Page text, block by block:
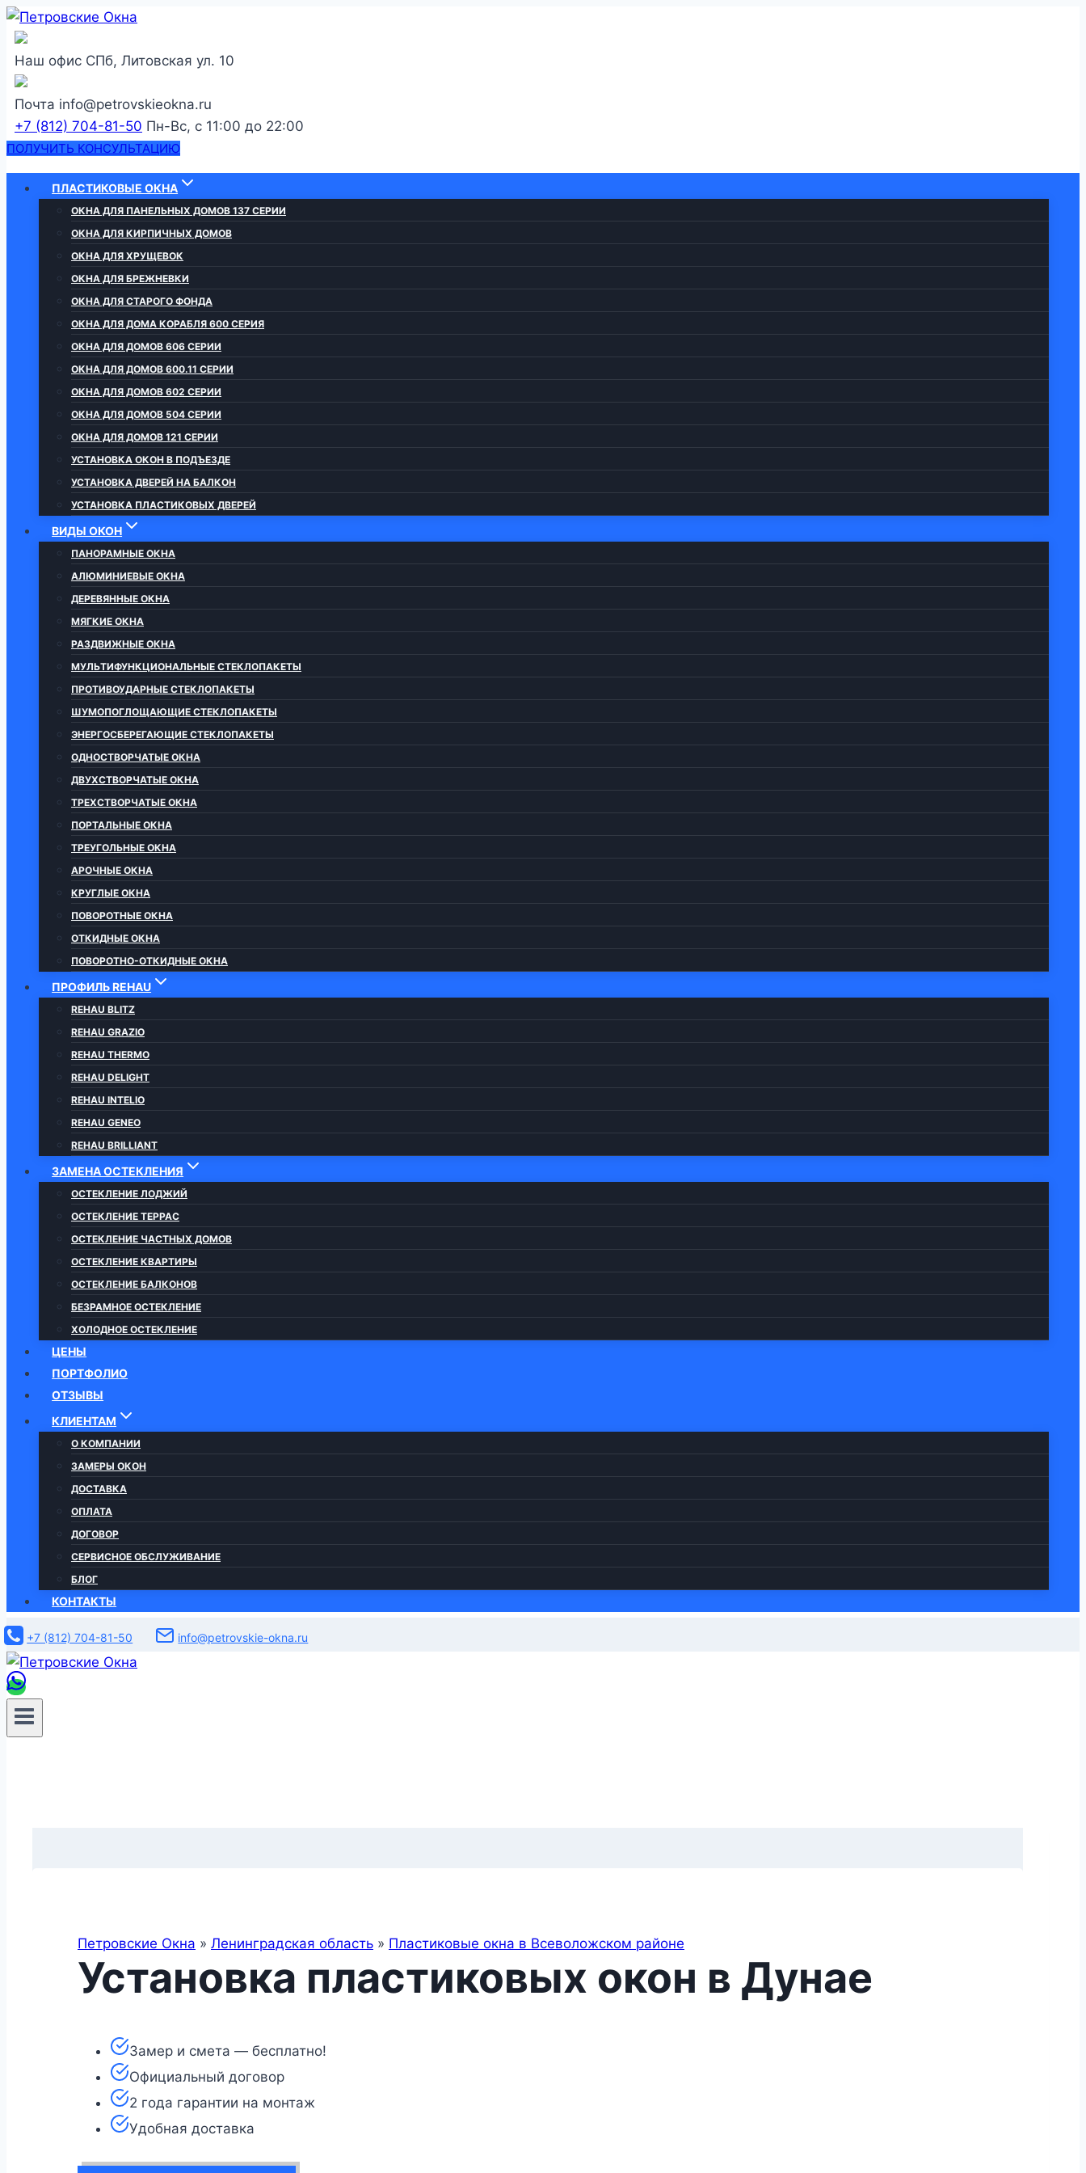
Перейти
содержанию
Наш офис СПб, Литовская ул. 10
Почта info@petrovskieokna.ru
+7 (812) 704-81-50 Пн-Вс, с 11:00 до 22:00
ПОЛУЧИТЬ КОНСУЛЬТАЦИЮ
ПЛАСТИКОВЫЕ ОКНА
ОКНА ДЛЯ ПАНЕЛЬНЫХ ДОМОВ 137 СЕРИИ
ОКНА ДЛЯ КИРПИЧНЫХ ДОМОВ
ОКНА ДЛЯ ХРУЩЕВОК
ОКНА ДЛЯ БРЕЖНЕВКИ
ОКНА ДЛЯ СТАРОГО ФОНДА
ОКНА ДЛЯ ДОМА КОРАБЛЯ 600 СЕРИЯ
ОКНА ДЛЯ ДОМОВ 606 СЕРИИ
ОКНА ДЛЯ ДОМОВ 600.11 СЕРИИ
ОКНА ДЛЯ ДОМОВ 602 СЕРИИ
ОКНА ДЛЯ ДОМОВ 504 СЕРИИ
ОКНА ДЛЯ ДОМОВ 121 СЕРИИ
УСТАНОВКА ОКОН В ПОДЪЕЗДЕ
УСТАНОВКА ДВЕРЕЙ НА БАЛКОН
УСТАНОВКА ПЛАСТИКОВЫХ ДВЕРЕЙ
ВИДЫ ОКОН
ПАНОРАМНЫЕ ОКНА
АЛЮМИНИЕВЫЕ ОКНА
ДЕРЕВЯННЫЕ ОКНА
МЯГКИЕ ОКНА
РАЗДВИЖНЫЕ ОКНА
МУЛЬТИФУНКЦИОНАЛЬНЫЕ СТЕКЛОПАКЕТЫ
ПРОТИВОУДАРНЫЕ СТЕКЛОПАКЕТЫ
ШУМОПОГЛОЩАЮЩИЕ СТЕКЛОПАКЕТЫ
ЭНЕРГОСБЕРЕГАЮЩИЕ СТЕКЛОПАКЕТЫ
ОДНОСТВОРЧАТЫЕ ОКНА
ДВУХСТВОРЧАТЫЕ ОКНА
ТРЕХСТВОРЧАТЫЕ ОКНА
ПОРТАЛЬНЫЕ ОКНА
ТРЕУГОЛЬНЫЕ ОКНА
АРОЧНЫЕ ОКНА
КРУГЛЫЕ ОКНА
ПОВОРОТНЫЕ ОКНА
ОТКИДНЫЕ ОКНА
ПОВОРОТНО-ОТКИДНЫЕ ОКНА
ПРОФИЛЬ REHAU
REHAU BLITZ
REHAU GRAZIO
REHAU THERMO
REHAU DELIGHT
REHAU INTELIO
REHAU GENEO
REHAU BRILLIANT
ЗАМЕНА ОСТЕКЛЕНИЯ
ОСТЕКЛЕНИЕ ЛОДЖИЙ
ОСТЕКЛЕНИЕ ТЕРРАС
ОСТЕКЛЕНИЕ ЧАСТНЫХ ДОМОВ
ОСТЕКЛЕНИЕ КВАРТИРЫ
ОСТЕКЛЕНИЕ БАЛКОНОВ
БЕЗРАМНОЕ ОСТЕКЛЕНИЕ
ХОЛОДНОЕ ОСТЕКЛЕНИЕ
ЦЕНЫ
ПОРТФОЛИО
ОТЗЫВЫ
КЛИЕНТАМ
О КОМПАНИИ
ЗАМЕРЫ ОКОН
ДОСТАВКА
ОПЛАТА
ДОГОВОР
СЕРВИСНОЕ ОБСЛУЖИВАНИЕ
БЛОГ
КОНТАКТЫ
+7 (812) 704-81-50 info@petrovskie-okna.ru
Петровские Окна » Ленинградская область » Пластиковые окна в Всеволожском районе
Установка пластиковых окон в Дунае
Замер и смета — бесплатно!
Официальный договор
2 года гарантии на монтаж
Удобная доставка